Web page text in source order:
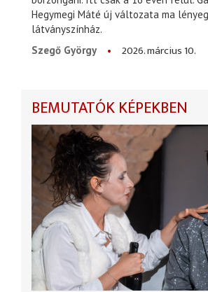
Hegymegi Máté új változata ma
látványszínház.
Szegő György
2026. március 10.
BEMUTATÓK KÉPEKBEN